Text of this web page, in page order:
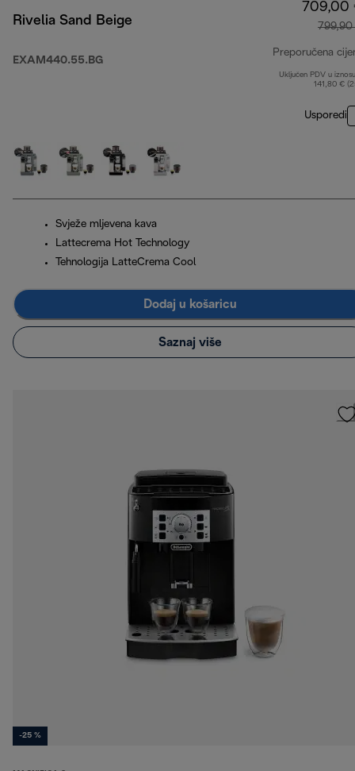
Rivelia Sand Beige
EXAM440.55.BG
709,00
Preporučena
Uključen PDV u
141,80 €
Usporedi
Svježe mljevena kava
Lattecrema Hot Technology
Tehnologija LatteCrema Cool
Dodaj u košaricu
Saznaj više
-25 %